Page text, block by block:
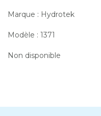
Marque : Hydrotek
Modèle : 1371
Non disponible